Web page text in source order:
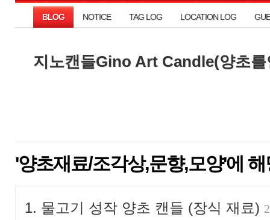
지노캔들Gino Art Candle(양초
지노캔들Gino Art Candle(양초
BLOG
BLOG NOTICE
NOTICE TAG LOG
TAG LOG LOCATION LOG
LOCATION LOG
'양초재료/조각상,문향,모양'에
물고기 성작 양초 캔들 (장식 재료)